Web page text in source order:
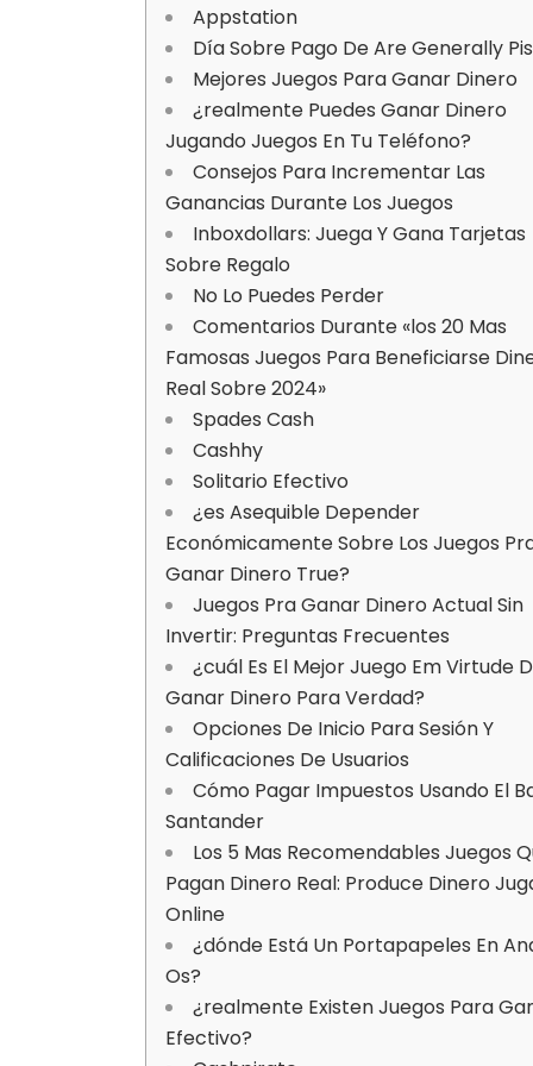
Appstation
Día Sobre Pago De Are Generally
Mejores Juegos Para Ganar Dinero
¿realmente Puedes Ganar Dinero
Jugando Juegos En Tu Teléfono?
Consejos Para Incrementar Las
Ganancias Durante Los Juegos
Inboxdollars: Juega Y Gana Tarjetas
Sobre Regalo
No Lo Puedes Perder
Comentarios Durante «los 20 Mas
Famosas Juegos Para Beneficiarse
Real Sobre 2024»
Spades Cash
Cashhy
Solitario Efectivo
¿es Asequible Depender
Económicamente Sobre Los Juegos
Ganar Dinero True?
Juegos Pra Ganar Dinero Actual Sin
Invertir: Preguntas Frecuentes
¿cuál Es El Mejor Juego Em Virtude
Ganar Dinero Para Verdad?
Opciones De Inicio Para Sesión Y
Calificaciones De Usuarios
Cómo Pagar Impuestos Usando El
Santander
Los 5 Mas Recomendables Juegos
Pagan Dinero Real: Produce Dinero
Online
¿dónde Está Un Portapapeles En
Os?
¿realmente Existen Juegos Para
Efectivo?